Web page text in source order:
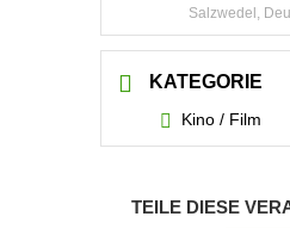
Salzwedel,
KATEGORIE
Kino / Film
TEILE DIESE